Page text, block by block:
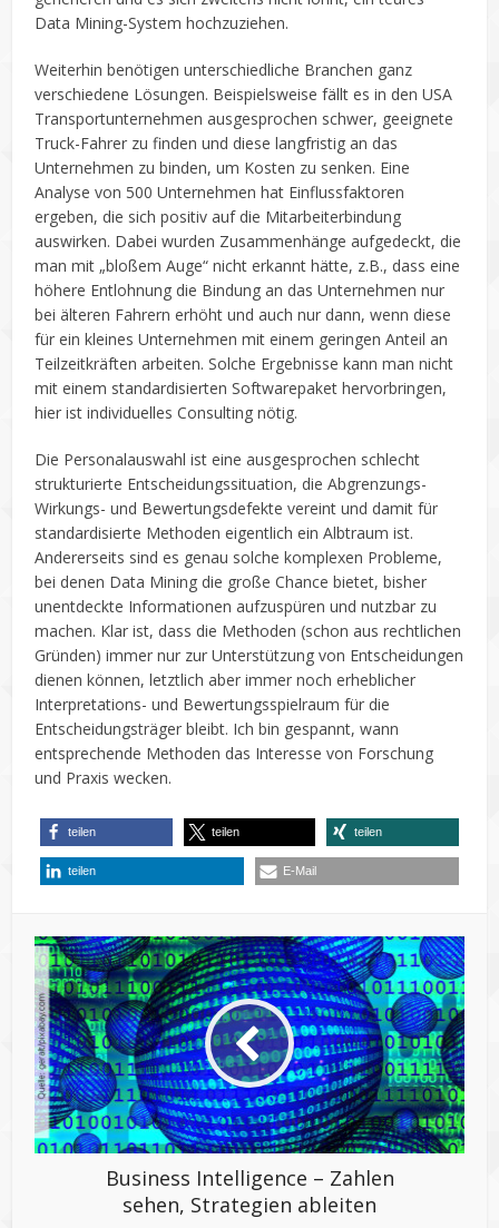
Data Mining-System hochzuziehen.
Weiterhin benötigen unterschiedliche Branchen ganz
verschiedene Lösungen. Beispielsweise fällt es in den USA
Transportunternehmen ausgesprochen schwer, geeignete
Truck-Fahrer zu finden und diese langfristig an das
Unternehmen zu binden, um Kosten zu senken. Eine
Analyse von 500 Unternehmen hat Einflussfaktoren
ergeben, die sich positiv auf die Mitarbeiterbindung
auswirken. Dabei wurden Zusammenhänge aufgedeckt, die
man mit „bloßem Auge“ nicht erkannt hätte, z.B., dass eine
höhere Entlohnung die Bindung an das Unternehmen nur
bei älteren Fahrern erhöht und auch nur dann, wenn diese
für ein kleines Unternehmen mit einem geringen Anteil an
Teilzeitkräften arbeiten. Solche Ergebnisse kann man nicht
mit einem standardisierten Softwarepaket hervorbringen,
hier ist individuelles Consulting nötig.
Die Personalauswahl ist eine ausgesprochen schlecht
strukturierte Entscheidungssituation, die Abgrenzungs-
Wirkungs- und Bewertungsdefekte vereint und damit für
standardisierte Methoden eigentlich ein Albtraum ist.
Andererseits sind es genau solche komplexen Probleme,
bei denen Data Mining die große Chance bietet, bisher
unentdeckte Informationen aufzuspüren und nutzbar zu
machen. Klar ist, dass die Methoden (schon aus rechtlichen
Gründen) immer nur zur Unterstützung von Entscheidungen
dienen können, letztlich aber immer noch erheblicher
Interpretations- und Bewertungsspielraum für die
Entscheidungsträger bleibt. Ich bin gespannt, wann
entsprechende Methoden das Interesse von Forschung
und Praxis wecken.
teilen teilen teilen
teilen E-Mail
Business Intelligence – Zahlen
sehen, Strategien ableiten